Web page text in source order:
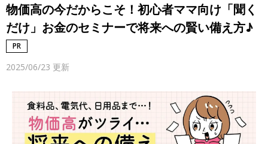
物価高の今だからこそ！初心者ママ向け「聞く
だけ」お金のセミナーで将来への賢い備え方♪
2025/06/23 更新